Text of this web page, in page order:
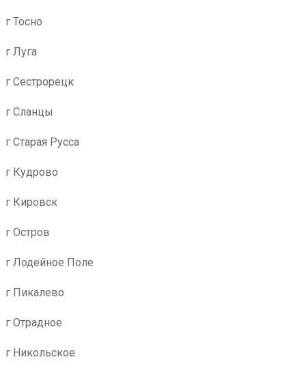
г Тосно
г Луга
г Сестрорецк
г Сланцы
г Старая Русса
г Кудрово
г Кировск
г Остров
г Лодейное Поле
г Пикалево
г Отрадное
г Никольское